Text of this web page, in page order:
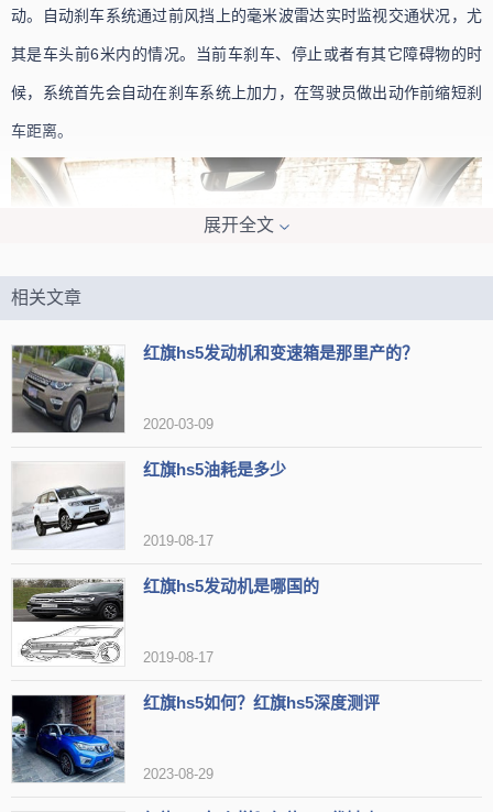
动。自动刹车系统通过前风挡上的毫米波雷达实时监视交通状况，尤
其是车头前6米内的情况。当前车刹车、停止或者有其它障碍物的时
候，系统首先会自动在刹车系统上加力，在驾驶员做出动作前缩短刹
车距离。
当车速以低于30km/h的时速撞向前方车辆的时候，自动刹车系统
会在碰撞前使用全制动力把车稳稳地刹停。
追尾，并不会使用100%的制动力把车刹停，而是问采取主动减速动
作，这样即使撞上了前面的车辆也能有效地降低损毁情况。
展开全文
相关文章
红旗hs5发动机和变速箱是那里产的？
2020-03-09
红旗hs5油耗是多少
2019-08-17
红旗hs5发动机是哪国的
2019-08-17
红旗hs5如何？红旗hs5深度测评
2023-08-29